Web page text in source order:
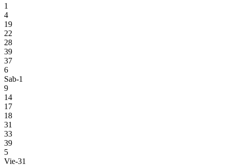
1
4
19
22
28
39
37
6
Sab-1
9
14
17
18
31
33
39
5
Vie-31